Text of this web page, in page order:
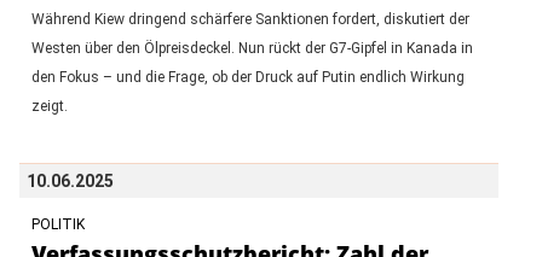
Während Kiew dringend schärfere Sanktionen fordert, diskutiert der
Westen über den Ölpreisdeckel. Nun rückt der G7-Gipfel in Kanada in
den Fokus – und die Frage, ob der Druck auf Putin endlich Wirkung
zeigt.
10.06.2025
POLITIK